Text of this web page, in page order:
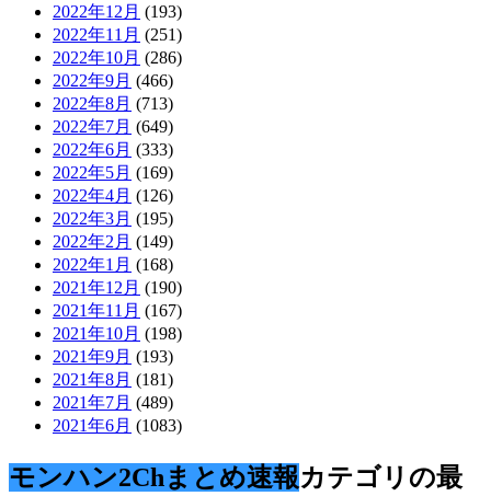
2022年12月 (193)
2022年11月 (251)
2022年10月 (286)
2022年9月 (466)
2022年8月 (713)
2022年7月 (649)
2022年6月 (333)
2022年5月 (169)
2022年4月 (126)
2022年3月 (195)
2022年2月 (149)
2022年1月 (168)
2021年12月 (190)
2021年11月 (167)
2021年10月 (198)
2021年9月 (193)
2021年8月 (181)
2021年7月 (489)
2021年6月 (1083)
モンハン2Chまとめ速報カテゴリの最